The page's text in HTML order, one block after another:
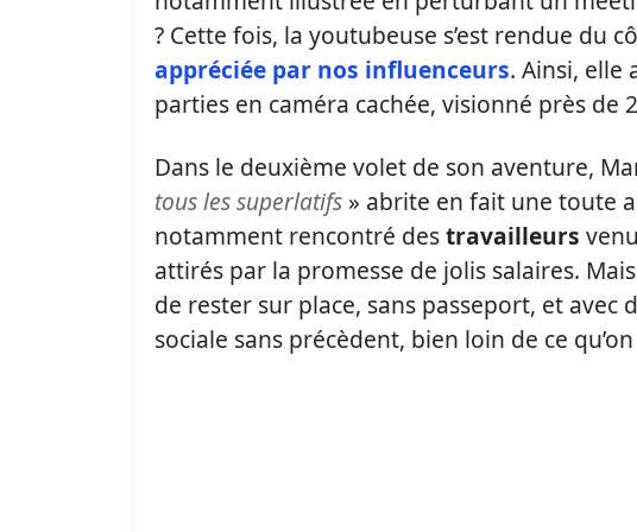
? Cette fois, la youtubeuse s’est rendue du
appréciée par nos influenceurs. Ainsi, elle
parties en caméra cachée, visionné près de
Dans le deuxième volet de son aventure,
tous les superlatifs » abrite en fait une toute
notamment rencontré destravailleurs
attirés par la promesse de jolis salaires.
de rester sur place, sans passeport, et avec
sociale sans précèdent, bien loin de ce